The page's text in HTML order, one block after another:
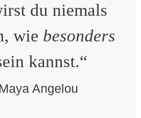
du niemals
wie besonders
kannst.“
Maya Angelou